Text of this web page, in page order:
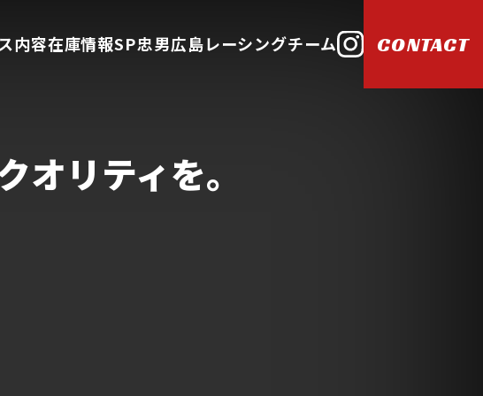
内容在庫情報SP忠男広島レーシングチーム CONTACT
オリティを。